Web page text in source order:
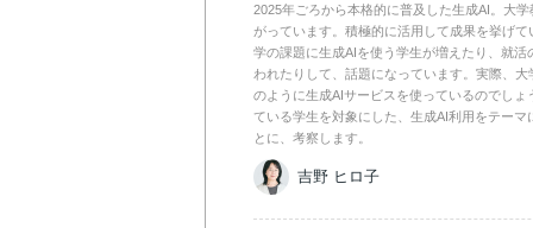
2025年ごろから本格的に普及した生成AI。大
がっています。積極的に活用して成果を挙げ
学の課題に生成AIを使う学生が増えたり、就活
われたりして、話題になっています。実際、
のように生成AIサービスを使っているのでしょ
ている学生を対象にした、生成AI利用をテーマ
とに、考察します。
吉野 ヒロ子